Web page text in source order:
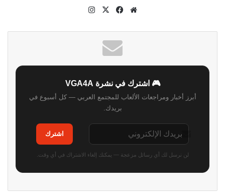
موقع
فيسبوك
‫X
🎮 اشترك في نشرة VGA4A
أبرز أخبار ومراجعات الألعاب للمجتمع العربي — كل أسبوع في
بريدك.
اشترك
لن نرسل لك أي رسائل مزعجة — يمكنك إلغاء الاشتراك في أي وقت.